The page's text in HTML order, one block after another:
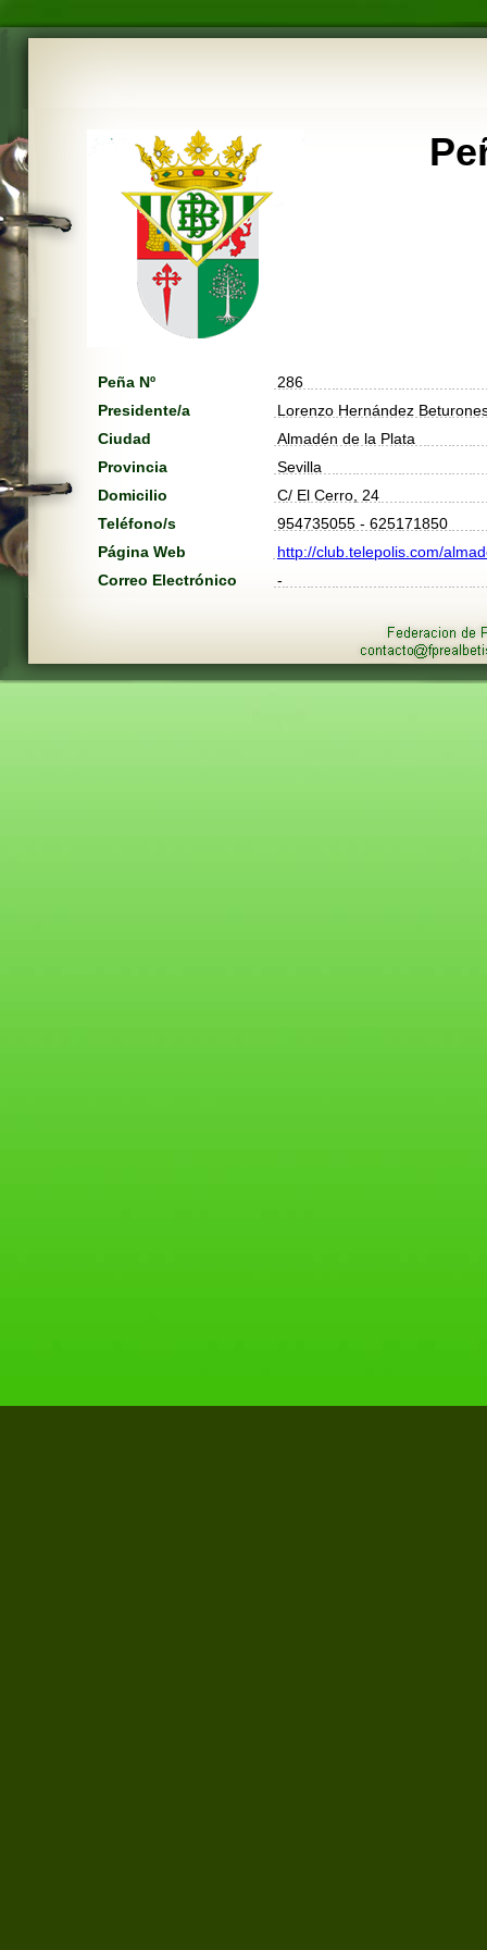
Peña Nº
Presidente/a
Ciudad
Provincia
Domicilio
Teléfono/s
Página Web
Correo Electrónico
286
Lorenzo Hernández
Almadén de la Plata
Sevilla
C/ El Cerro, 24
954735055 - 625171850
http://club.telepolis.com/
-